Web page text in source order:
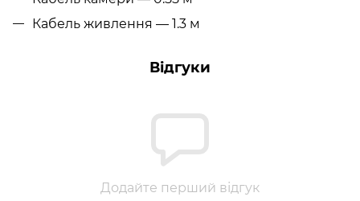
Кабель живлення — 1.3 м
Відгуки
Додайте перший відгук